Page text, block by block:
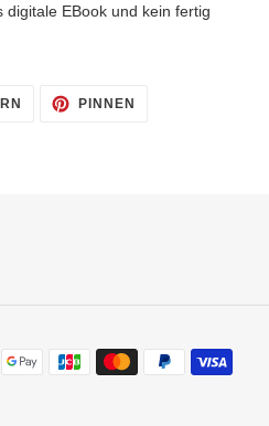
EBook und kein fertig
AUF
TWITTER
PINNEN
Zahlungsmethoden